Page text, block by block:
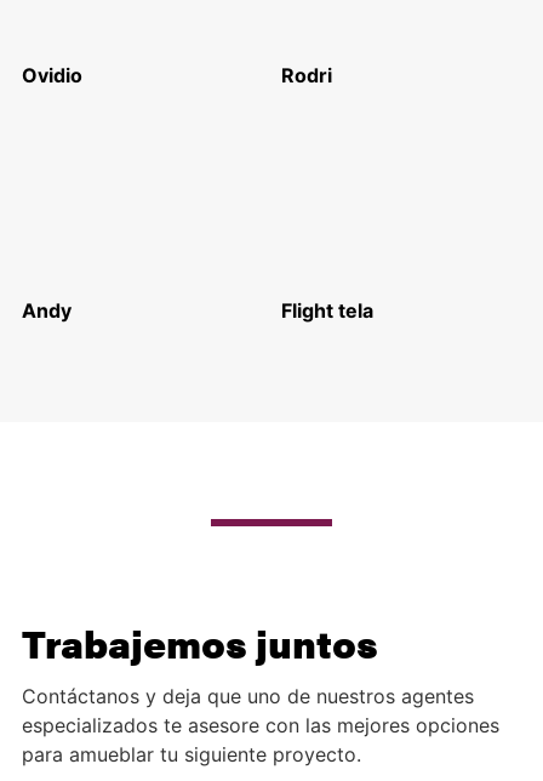
Ovidio Rodri
Andy Flight tela
Trabajemos juntos
Contáctanos y deja que uno de nuestros agentes
especializados te asesore con las mejores opciones
para amueblar tu siguiente proyecto.